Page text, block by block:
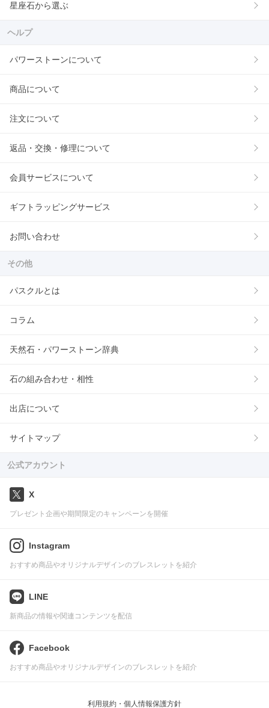
星座石から選ぶ
ヘルプ
パワーストーンについて
商品について
注文について
返品・交換・修理について
会員サービスについて
ギフトラッピングサービス
お問い合わせ
その他
パスクルとは
コラム
天然石・パワーストーン辞典
石の組み合わせ・相性
出店について
サイトマップ
公式アカウント
X
プレゼント企画や期間限定のキャンペーンを開催
Instagram
おすすめ商品やオリジナルデザインのブレスレットを紹介
LINE
新商品の情報や関連コンテンツを配信
Facebook
おすすめ商品やオリジナルデザインのブレスレットを紹介
利用規約・個人情報保護方針